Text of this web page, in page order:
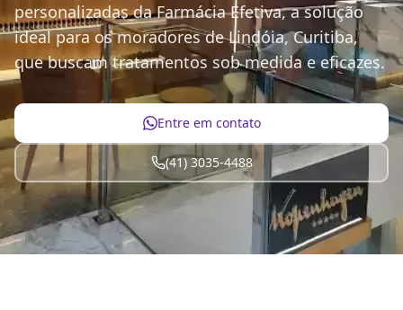
personalizadas da Farmácia Efetiva, a solução
ideal para os moradores de Lindóia, Curitiba,
que buscam tratamentos sob medida e eficazes.
Entre em contato
(41) 3035-4488